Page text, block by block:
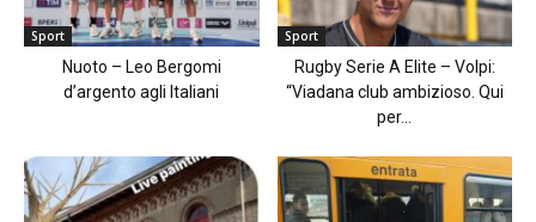
Sport
Nuoto – Leo Bergomi
d’argento agli Italiani
Sport
Rugby Serie A Elite – Volpi:
“Viadana club ambizioso. Qui
per...